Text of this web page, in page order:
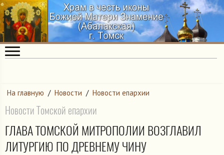
На главную / Новости / Новости епархии
Новости Томской епархии
ГЛАВА ТОМСКОЙ МИТРОПОЛИИ ВОЗГЛАВИЛ
ЛИТУРГИЮ ПО ДРЕВНЕМУ ЧИНУ